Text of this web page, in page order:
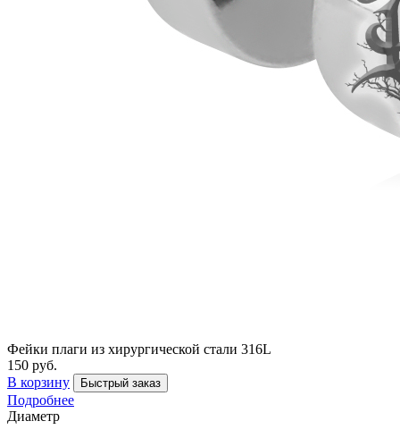
Фейки плаги из хирургической стали 316L
150 руб.
В корзину
Быстрый заказ
Подробнее
Диаметр